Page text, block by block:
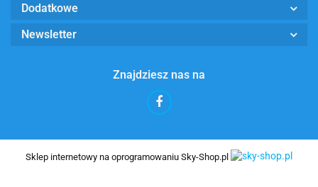
Dodatkowe
Newsletter
Znajdziesz nas na
Sklep internetowy na oprogramowaniu Sky-Shop.pl